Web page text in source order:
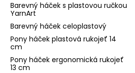
Barevný háček s plastovou ručkou
YarnArt
Barevný háček celoplastový
Pony háček plastová rukojeť 14
cm
Pony háček ergonomická rukojeť
13 cm